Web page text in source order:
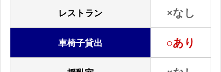
場
ア
ク
レストラン ×なし
車椅子貸出 ○あり